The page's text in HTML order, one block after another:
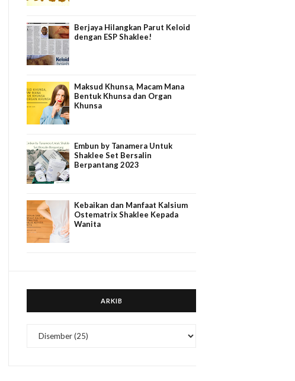
Berjaya Hilangkan Parut Keloid
dengan ESP Shaklee!
Maksud Khunsa, Macam Mana
Bentuk Khunsa dan Organ
Khunsa
Embun by Tanamera Untuk
Shaklee Set Bersalin
Berpantang 2023
Kebaikan dan Manfaat Kalsium
Ostematrix Shaklee Kepada
Wanita
ARKIB